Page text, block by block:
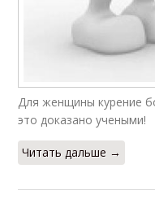
Для женщины курение
это доказано учеными!
Читать дальше →